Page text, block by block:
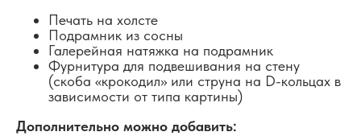
Печать на холсте
Подрамник из сосны
Галерейная натяжка на подрамник
Фурнитура для подвешивания на стену
(скоба «крокодил» или струна на D-кольцах в
зависимости от типа картины)
Дополнительно можно добавить: